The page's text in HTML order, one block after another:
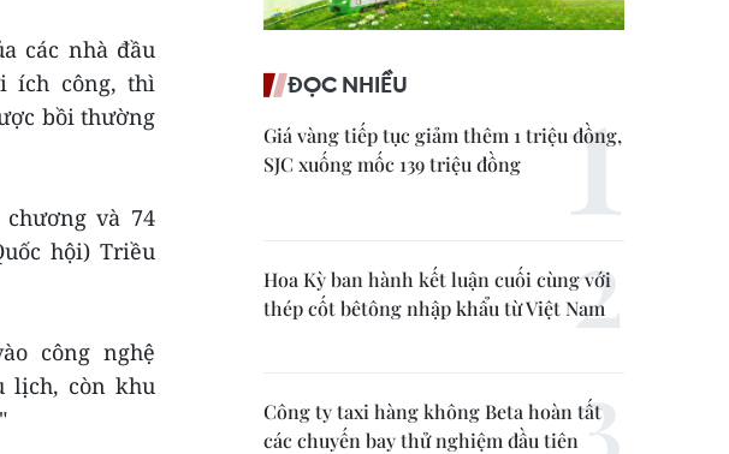
các nhà đầu
ích công, thì
bồi thường
và 74
hội) Triều
công nghệ
lịch, còn khu
ĐỌC NHIỀU
Giá vàng tiếp tục giảm thêm 1 triệu đồng,
SJC xuống mốc 139 triệu đồng
Hoa Kỳ ban hành kết luận cuối cùng với
thép cốt bêtông nhập khẩu từ Việt Nam
Công ty taxi hàng không Beta hoàn tất
các chuyến bay thử nghiệm đầu tiên